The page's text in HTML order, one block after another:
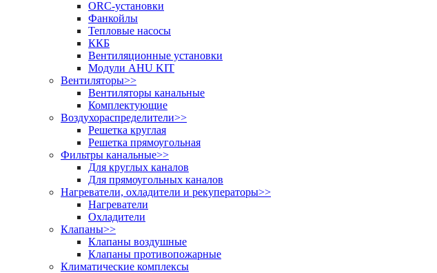
ORC-установки
Фанкойлы
Тепловые насосы
ККБ
Вентиляционные установки
Модули AHU KIT
Вентиляторы>>
Вентиляторы канальные
Комплектующие
Воздухораспределители>>
Решетка круглая
Решетка прямоугольная
Фильтры канальные>>
Для круглых каналов
Для прямоугольных каналов
Нагреватели, охладители и рекуператоры>>
Нагреватели
Охладители
Клапаны>>
Клапаны воздушные
Клапаны противопожарные
Климатические комплексы